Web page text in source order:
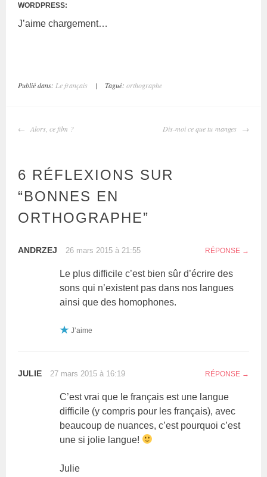
WORDPRESS:
J’aime chargement…
Publié dans: Le français | Tagué:orthographe
Alors, ce film ? Dis-moi ce que tu manges
6 RÉFLEXIONS SUR
“BONNES EN
ORTHOGRAPHE”
ANDRZEJ 26 mars 2015 à 21:55 RÉPONSE
Le plus difficile c’est bien sûr d’écrire des
sons qui n’existent pas dans nos langues
ainsi que des homophones.
J’aime
JULIE 27 mars 2015 à 16:19 RÉPONSE
C’est vrai que le français est une langue
difficile (y compris pour les français), avec
beaucoup de nuances, c’est pourquoi c’est
une si jolie langue!
Julie